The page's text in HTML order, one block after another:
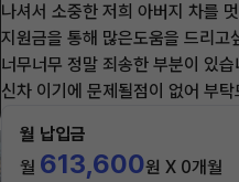
나셔서 소중한 저희 아버지 차를
지원금을 통해 많은도움을 드리고
너무너무 정말 죄송한 부분이 있
신차 이기에 문제될점이 없어 부
월 납입금
월 613,600원 X 0개월